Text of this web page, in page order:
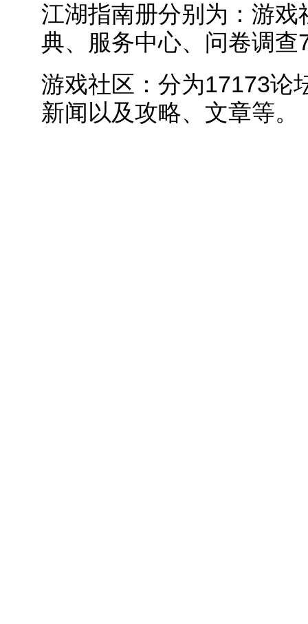
江湖指南册分别为：游
典、服务中心、问卷调查
游戏社区：分为17173论
新闻以及攻略、文章等。